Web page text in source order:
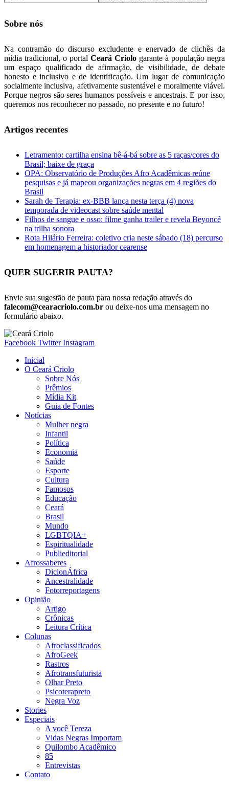
Sobre nós
Na contramão do discurso excludente e enervado de clichês da
mídia tradicional, o portal Ceará Criolo garante à população negra
um espaço qualificado de afirmação, de visibilidade, de debate
honesto e inclusivo e de identificação. Um lugar de comunicação
socialmente inclusiva, afetivamente sustentável e moralmente viável.
Porque negros são seres humanos possíveis e ancestrais. E por isso,
queremos nos reconhecer no passado, no presente e no futuro!
Artigos recentes
Letramento: cartilha ensina bê-á-bá sobre as 5 raças/cores do
Brasil; baixe de graça
OPA: Observatório de Produções Afro Acadêmicas reúne
pesquisas e já mapeou organizações negras em 4 regiões do
Brasil
Sarah de Terapia: ex-BBB lança nesta terça (4) nova
temporada de videocast sobre saúde mental
Filhos de sangue e osso: filme ganha trailer e revela Beyoncé
na trilha sonora
Rota Hilário Ferreira: coletivo cria neste sábado (18) percurso
em homenagem a historiador cearense
QUER SUGERIR PAUTA?
Envie sua sugestão de pauta para nossa redação através do
falecom@cearacriolo.com.br ou deixe-nos uma mensagem no
formulário abaixo.
Facebook Twitter Instagram
Inicial
O Ceará Criolo
Sobre Nós
Prêmios
Mídia Kit
Guia de Fontes
Notícias
Mulher negra
Infantil
Política
Economia
Saúde
Esporte
Cultura
Famosos
Educação
Ceará
Brasil
Mundo
LGBTQIA+
Espiritualidade
Publieditorial
Afrossaberes
DicionÁfrica
Ancestralidade
Fotorreportagens
Opinião
Artigo
Crônicas
Leitura Crítica
Colunas
Afroclassificados
AfroGeek
Rastros
Afrotransfuturista
Olhar Preto
Psicoterapreto
Negra Voz
Stories
Especiais
A você Tereza
Vidas Negras Importam
Quilombo Acadêmico
85
Entrevistas
Contato